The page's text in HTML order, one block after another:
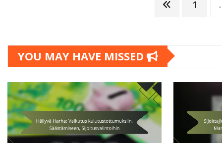
1
YOU MAY HAVE MISSED